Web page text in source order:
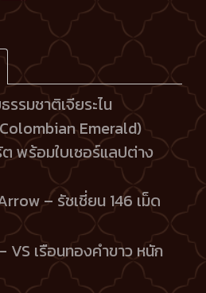
รมชาติเจียระไน
Emerald)
พร้อมใบเซอร์แลปต่าง
– รัชเชี่ยน 146 เม็ด
เรือนทองคำขาว หนัก